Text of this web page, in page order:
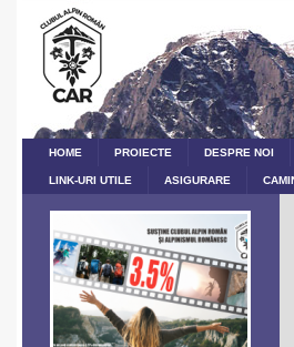
HOME PROIECTE DESPRE NOI
LINK-URI UTILE ASIGURARE